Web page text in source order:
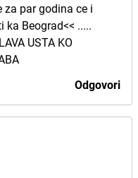
za par godina ce i
Beograd<< .....
USTA KO
Odgovori